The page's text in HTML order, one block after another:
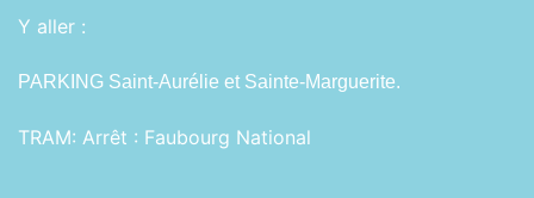
Y aller :
PARKING Saint-Aurélie et Sainte-Marguerite.
TRAM: Arrêt : Faubourg National